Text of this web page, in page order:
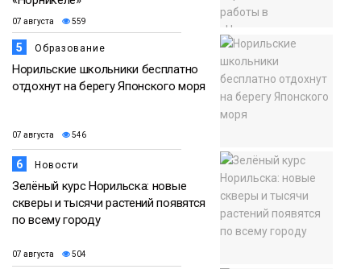
07 августа 559
5 Образование
Норильские школьники бесплатно
отдохнут на берегу Японского моря
07 августа 546
6 Новости
Зелёный курс Норильска: новые
скверы и тысячи растений появятся
по всему городу
07 августа 504